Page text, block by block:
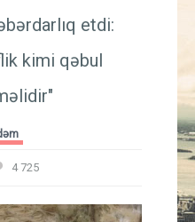
İqtisadiyyat
Güney Azərbaycan
Mədəniyyət
etdi:
kimi qəbul
4 725